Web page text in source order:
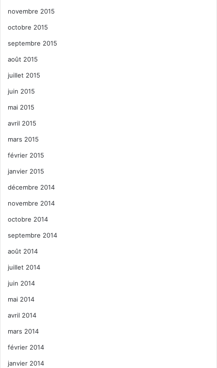
novembre 2015
octobre 2015
septembre 2015
août 2015
juillet 2015
juin 2015
mai 2015
avril 2015
mars 2015
février 2015
janvier 2015
décembre 2014
novembre 2014
octobre 2014
septembre 2014
août 2014
juillet 2014
juin 2014
mai 2014
avril 2014
mars 2014
février 2014
janvier 2014